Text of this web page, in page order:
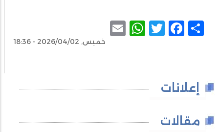
Share
Facebook
Twitter
WhatsApp
خميس, 2026/04/02 - 18:36
إعلانات
مقالات